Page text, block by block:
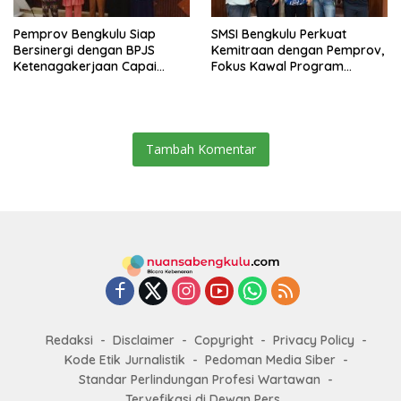
Pemprov Bengkulu Siap
Bersinergi dengan BPJS
Ketenagakerjaan Capai
SMSI Bengkulu Perkuat
Kemitraan dengan Pemprov,
Fokus Kawal Program
Tambah Komentar
Redaksi Disclaimer Copyright
Privacy Policy
Kode Etik Jurnalistik
Pedoman Media Siber
Standar Perlindungan Profesi Wartawan